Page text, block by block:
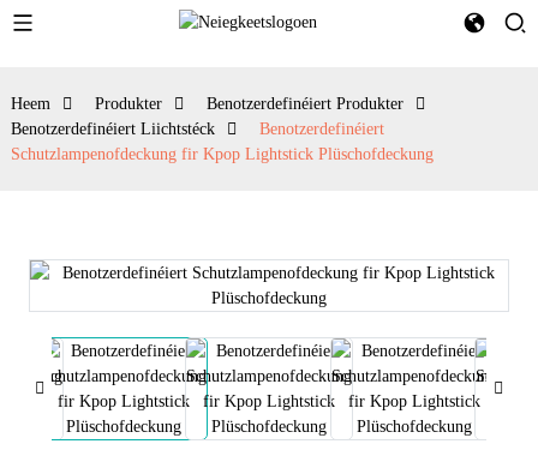
Heem Produkter
Benotzerdefinéiert Produkter
Benotzerdefinéiert Liichtstéck
Benotzerdefinéiert
Schutzlampenofdeckung fir Kpop Lightstick Plüschofdeckung